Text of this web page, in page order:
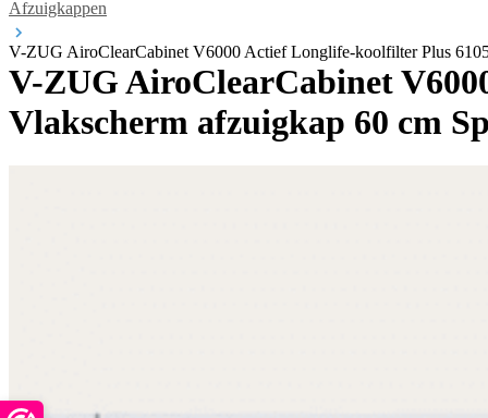
Afzuigkappen
V-ZUG AiroClearCabinet V6000 Actief Longlife-koolfilter Plus
V-ZUG AiroClearCabinet
Vlakscherm afzuigkap 60 cm